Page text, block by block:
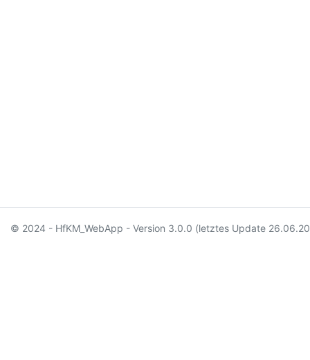
© 2024 - HfKM_WebApp - Version 3.0.0 (letztes Update